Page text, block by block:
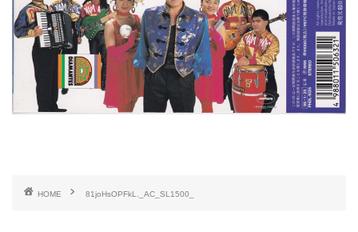
HOME 81joHsOPFkL._AC_SL1500_